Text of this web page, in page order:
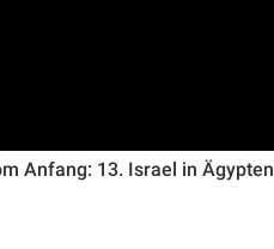
Anfang: 13. Israel in Ägypten